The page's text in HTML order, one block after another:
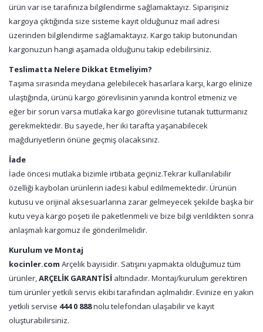
ürün var ise tarafınıza bilgilendirme sağlamaktayız. Siparişiniz
kargoya çıktığında size sisteme kayıt olduğunuz mail adresi
üzerinden bilgilendirme sağlamaktayız. Kargo takip butonundan
kargonuzun hangi aşamada olduğunu takip edebilirsiniz.
Teslimatta Nelere Dikkat Etmeliyim?
Taşıma sırasında meydana gelebilecek hasarlara karşı, kargo elinize
ulaştığında, ürünü kargo görevlisinin yanında kontrol etmeniz ve
eğer bir sorun varsa mutlaka kargo görevlisine tutanak tutturmanız
gerekmektedir. Bu sayede, her iki tarafta yaşanabilecek
mağduriyetlerin önüne geçmiş olacaksınız.
İade
İade öncesi mutlaka bizimle irtibata geçiniz.Tekrar kullanılabilir
özelliği kaybolan ürünlerin iadesi kabul edilmemektedir. Ürünün
kutusu ve orijinal aksesuarlarına zarar gelmeyecek şekilde başka bir
kutu veya kargo poşeti ile paketlenmeli ve bize bilgi verildikten sonra
anlaşmalı kargomuz ile gönderilmelidir.
Kurulum ve Montaj
kocinler.com Arçelik bayisidir. Satışını yapmakta olduğumuz tüm
ürünler,ARÇELİK GARANTİSİ altındadır. Montaj/kurulum gerektiren
tüm ürünler yetkili servis ekibi tarafından açılmalıdır. Evinize en yakın
yetkili servise 444 0 888nolu telefondan ulaşabilir ve kayıt
oluşturabilirsiniz.